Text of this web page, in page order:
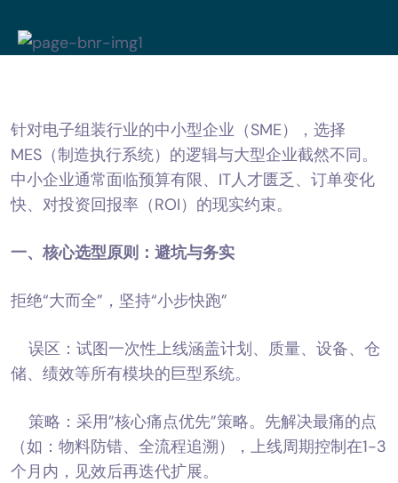
针对电子组装行业的中小型企业（SME），选择
MES（制造执行系统）的逻辑与大型企业截然不同。
中小企业通常面临预算有限、IT人才匮乏、订单变化
快、对投资回报率（ROI）的现实约束。
一、核心选型原则：避坑与务实
拒绝“大而全”，坚持“小步快跑”
误区：试图一次性上线涵盖计划、质量、设备、仓
储、绩效等所有模块的巨型系统。
策略：采用”核心痛点优先”策略。先解决最痛的点
（如：物料防错、全流程追溯），上线周期控制在1-3
个月内，见效后再迭代扩展。